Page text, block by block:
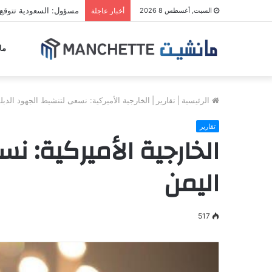
السبت, أغسطس 8 2026 أخبار عاجلة مسؤول: السعودية
الرئيسية تقارير الخارجية الأميركية: نسعى لتنشيط الجهود
تقارير
الخارجية
اليمن
517